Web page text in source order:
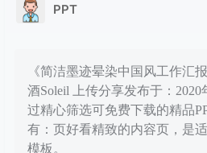
PPT
《简洁墨迹晕染中国风工作汇
酒Soleil 上传分享发布于：
过精心筛选可免费下载的精品
有：页好看精致的内容页，是
模板。